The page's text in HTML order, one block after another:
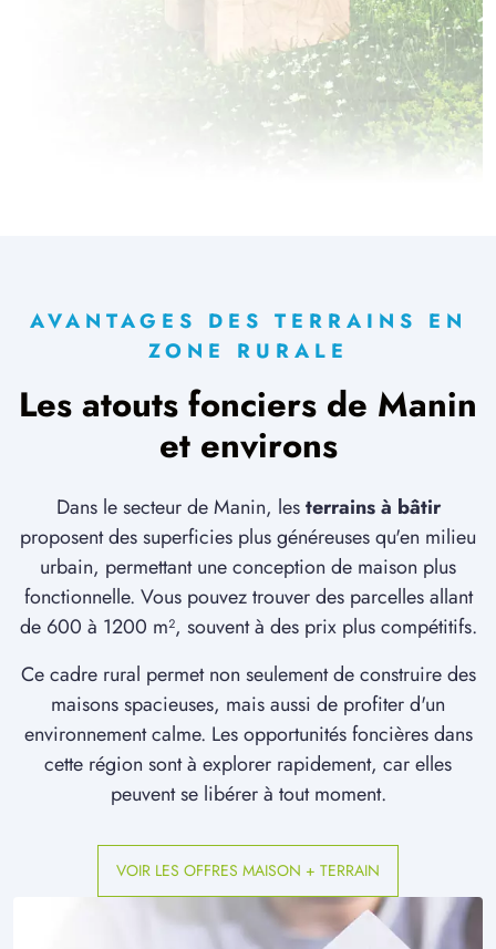
AVANTAGES DES TERRAINS EN
ZONE RURALE
Les atouts fonciers de Manin
et environs
Dans le secteur de Manin, lesterrains à bâtir
proposent des superficies plus généreuses qu'en milieu
urbain, permettant une conception de maison plus
fonctionnelle. Vous pouvez trouver des parcelles allant
de 600 à 1200 m², souvent à des prix plus compétitifs.
Ce cadre rural permet non seulement de construire des
maisons spacieuses, mais aussi de profiter d'un
environnement calme. Les opportunités foncières dans
cette région sont à explorer rapidement, car elles
peuvent se libérer à tout moment.
VOIR LES OFFRES MAISON + TERRAIN